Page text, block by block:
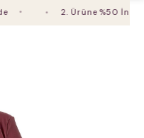
2. Ürüne %50 İndirim